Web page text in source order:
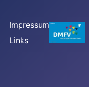
Impressum
Links